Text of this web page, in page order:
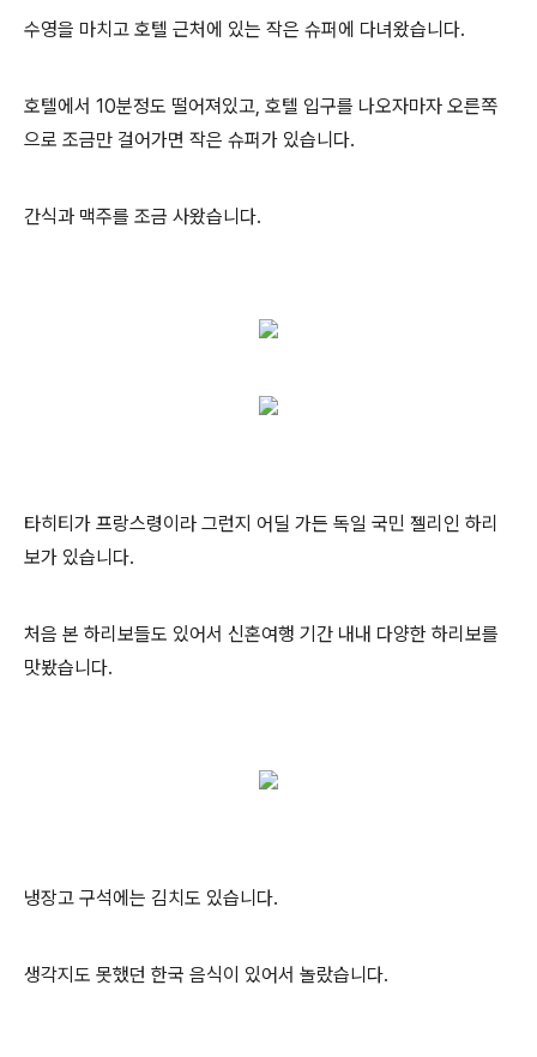
수영을 마치고 호텔 근처에 있는 작은 슈퍼에 다녀왔습니다.
호텔에서 10분정도 떨어져있고, 호텔 입구를 나오자마자 오른쪽
으로 조금만 걸어가면 작은 슈퍼가 있습니다.
간식과 맥주를 조금 사왔습니다.
타히티가 프랑스령이라 그런지 어딜 가든 독일 국민 젤리인 하리
보가 있습니다.
처음 본 하리보들도 있어서 신혼여행 기간 내내 다양한 하리보를
맛봤습니다.
냉장고 구석에는 김치도 있습니다.
생각지도 못했던 한국 음식이 있어서 놀랐습니다.